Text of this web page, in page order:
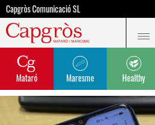
Capgròs Comunicació SL
Mataró Maresme Healthy